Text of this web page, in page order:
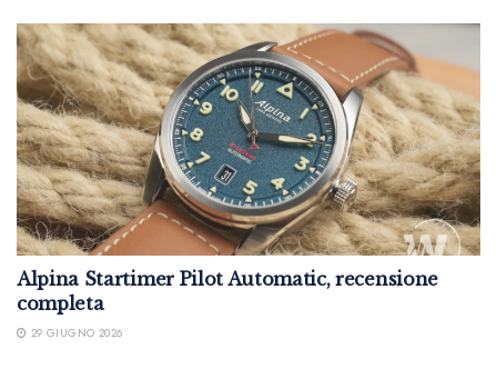
Alpina Startimer Pilot Automatic, recensione
completa
29 GIUGNO 2026